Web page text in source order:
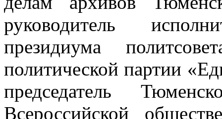
руководитель
президиума
политической партии
председатель
Всероссийской